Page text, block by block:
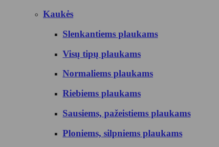
Kaukės
Slenkantiems plaukams
Visų tipų plaukams
Normaliems plaukams
Riebiems plaukams
Sausiems, pažeistiems plaukams
Ploniems, silpniems plaukams